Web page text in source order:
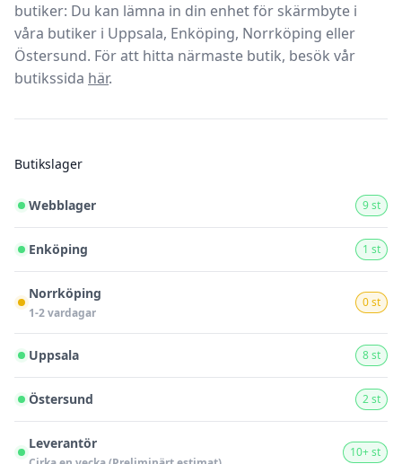
butiker: Du kan lämna in din enhet för skärmbyte i
våra butiker i Uppsala, Enköping, Norrköping eller
Östersund. För att hitta närmaste butik, besök vår
butikssida här.
Butikslager
Webblager 9 st
Enköping 1 st
Norrköping
1-2 vardagar
0 st
Uppsala 8 st
Östersund 2 st
Leverantör
10+ st